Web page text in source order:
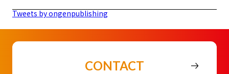
Tweets by ongenpublishing
CONTACT